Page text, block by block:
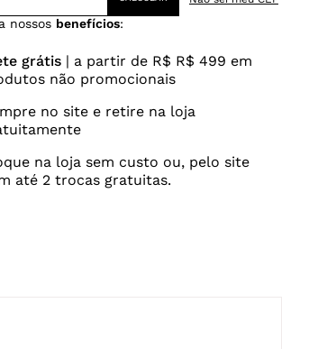
nossos benefícios:
grátis| a partir de R$ R$ 499 em
não promocionais
no site e retire na loja
na loja sem custo ou, pelo site
até 2 trocas gratuitas.